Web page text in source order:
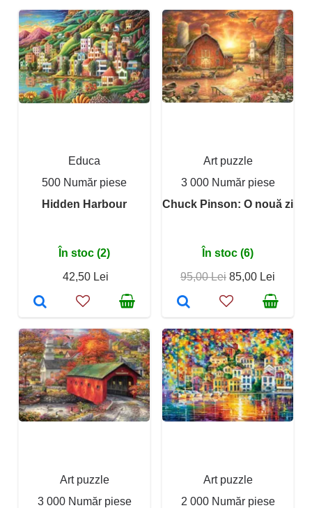
Educa
500 Număr piese
Hidden Harbour
În stoc (2)
42,50 Lei
Art puzzle
3 000 Număr piese
Chuck Pinson: O nouă zi
În stoc (6)
95,00 Lei 85,00 Lei
Art puzzle
3 000 Număr piese
Art puzzle
2 000 Număr piese